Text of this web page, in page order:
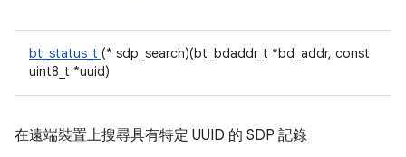
bt_status_t (* sdp_search)(bt_bdaddr_t *bd_addr, const
uint8_t *uuid)
在遠端裝置上搜尋具有特定 UUID 的 SDP 記錄